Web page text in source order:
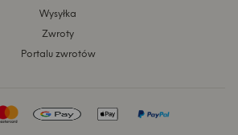
Wysyłka
Zwroty
Portalu zwrotów